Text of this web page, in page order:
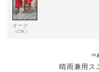
オーク
（OK）
ing
晴雨兼用ス